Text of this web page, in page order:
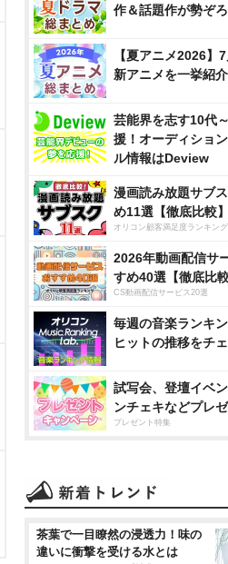
作＆話題作が勢ぞろ
【夏アニメ2026】
新アニメを一挙紹介
芸能界を志す10代
援！オーディショ
ル情報はDeview
漫画読み放題サブ
め11選【徹底比較】
オリコン顧客満足度ランキング
2026年動画配信サ
すめ40選【徹底比較
CS動画配信サービス20選
毎週の音楽ランキン
ヒットの推移をチェ
試写会、登壇イベ
ンチェキなどプレゼ
プレゼント特集
茶葉で一目瞭然の浸透力！味の
違いに衝撃を受ける水とは